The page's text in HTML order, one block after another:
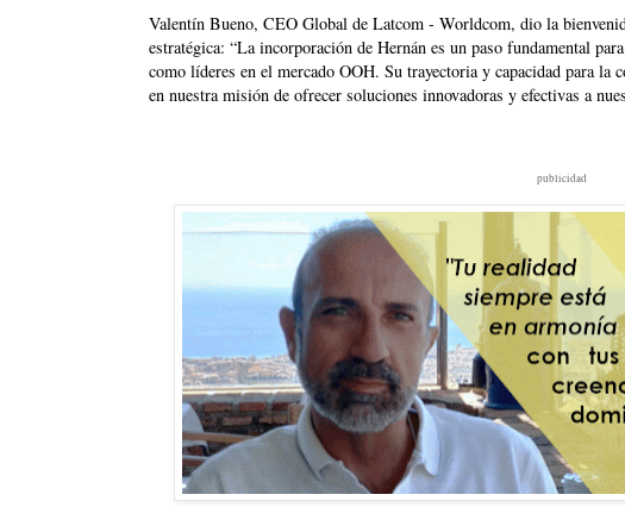
Valentín Bueno, CEO Global de Latcom - Worldcom, dio la
estratégica: “La incorporación de Hernán es un paso fundamental
como líderes en el mercado OOH. Su trayectoria y capacidad para la
en nuestra misión de ofrecer soluciones innovadoras y efectivas a
publicidad